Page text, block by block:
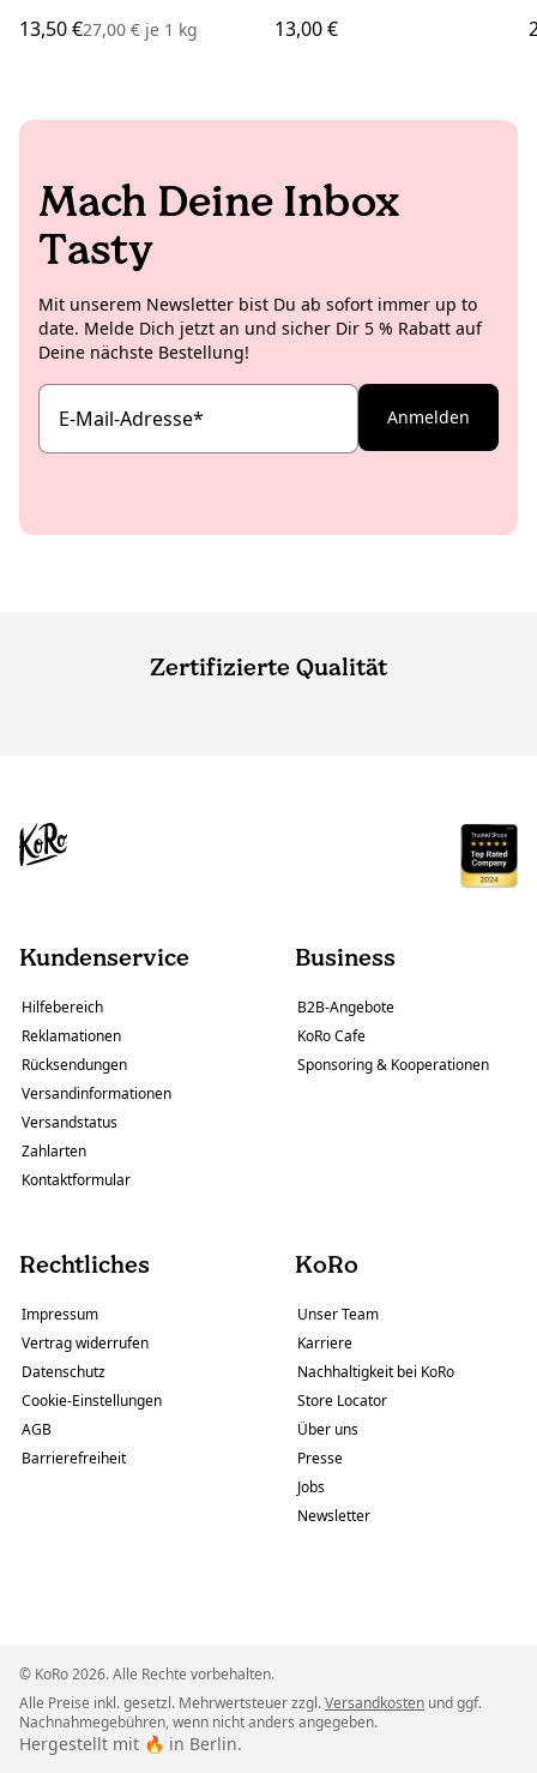
500 g
13,50 €27,00 € je 1 kg 13,00 €
Mach Deine Inbox
Tasty
Mit unserem Newsletter bist Du ab sofort immer up to
date. Melde Dich jetzt an und sicher Dir 5 % Rabatt auf
Deine nächste Bestellung!
E-Mail-Adresse* Anmelden
Zertifizierte Qualität
Kundenservice
Hilfebereich
Reklamationen
Rücksendungen
Versandinformationen
Versandstatus
Zahlarten
Kontaktformular
Business
B2B-Angebote
KoRo Cafe
Sponsoring & Kooperationen
Rechtliches
Impressum
Vertrag widerrufen
Datenschutz
Cookie-Einstellungen
AGB
Barrierefreiheit
KoRo
Unser Team
Karriere
Nachhaltigkeit bei KoRo
Store Locator
Über uns
Presse
Jobs
Newsletter
© KoRo 2026. Alle Rechte vorbehalten.
Alle Preise inkl. gesetzl. Mehrwertsteuer zzgl.Versandkosten und ggf.
Nachnahmegebühren, wenn nicht anders angegeben.
Hergestellt mit 🔥 in Berlin.